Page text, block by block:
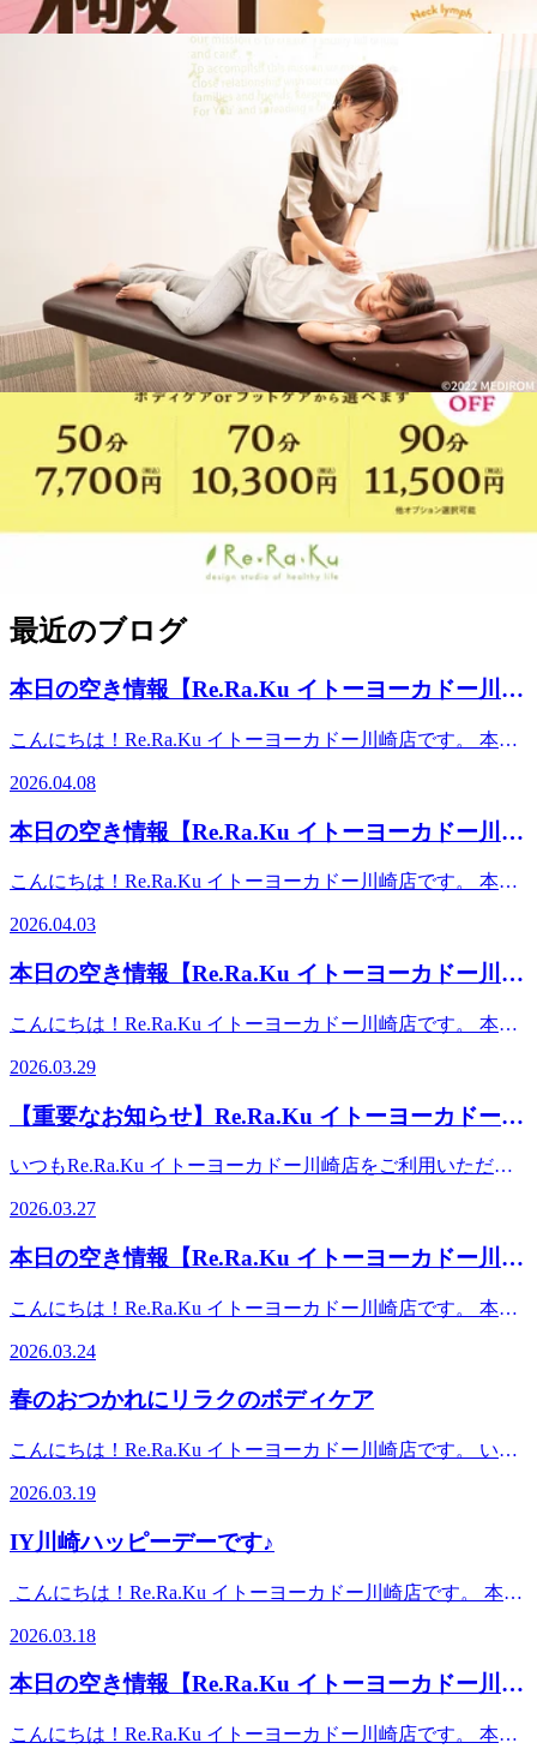
◎JR「川崎駅」、京急「川崎駅」から東口6番乗場、川崎市営バス乗
車「塩浜営業所」「JFE」「水江町」「臨港警察署」行「小田栄」下
車（川崎駅東口バスロータリーの一番奥、６番乗り場川崎市営バ
◎JR川崎駅、京急川崎駅より車で10分。
イトーヨーカドー川崎専用駐車場あり。
イトーヨカドー川崎店（旧エスパ川崎）2階スポーツデポ川崎店、ゴ
ルフファイブ川崎店横【IY川崎】
☆★☆・‥……━━━━━━━━━━━
最近のブログ
本日の空き情報【Re.Ra.Ku イトーヨーカドー川崎
こんにちは！Re.Ra.Ku イトーヨーカドー川崎店です。 本日
14：0016：40～19：00 また、予約状況はその都度変わる可
能性があります。空き時間の枠がない場合でもお電話にてご
案内可能な場合もございますのでお気軽にお問合せください
タッフ一同、心よりお待ちしております♪♪【店舗案内】
Re.Ra.Ku イトーヨーカドー川崎店営業時間：平日 10:00-
19:15）TEL： 0445897315 〒210-0843 神奈川県川崎市川崎
区小田栄2-2-1イトーヨーカドー川崎店2F（赤ちゃん休憩室
横）【アクセス】◎バス 「川崎駅」から東口6番バス乗
JR「浜川崎駅」徒歩10分。JR「小田栄駅」徒歩5分。◎車
崎専用駐車場あり。イトーヨーカドー川崎店（旧エスパ川
2026.04.08
本日の空き情報【Re.Ra.Ku イトーヨーカドー川崎
こんにちは！Re.Ra.Ku イトーヨーカドー川崎店です。 本日
16：0018：00～19：00 また、予約状況はその都度変わる可
能性があります。空き時間の枠がない場合でもお電話にてご
案内可能な場合もございますのでお気軽にお問合せください
タッフ一同、心よりお待ちしております♪♪ 【店舗案内】
Re.Ra.Ku イトーヨーカドー川崎店営業時間：平日 10:00-
19:00（最終受付18:15） 土日祝 10:00-20:00（最終受付
19:15）TEL： 0445897315 〒210-0843 神奈川県川崎市川崎
区小田栄2-2-1イトーヨーカドー川崎店2F（赤ちゃん休憩室
横）【アクセス】◎バス 「川崎駅」から東口6番バス乗
JR「浜川崎駅」徒歩10分。JR「小田栄駅」徒歩5分。◎車
崎専用駐車場あり。イトーヨーカドー川崎店（旧エスパ川
2026.04.03
本日の空き情報【Re.Ra.Ku イトーヨーカドー川崎
こんにちは！Re.Ra.Ku イトーヨーカドー川崎店です。 本日
20：00 また、予約状況はその都度変わる可能性がありま
す。空き時間の枠がない場合でもお電話にてご案内可能な場
合もございますのでお気軽にお問合せくださいませ。事前に
心よりお待ちしております♪♪ 【店舗案内】Re.Ra.Ku イトー
ヨーカドー川崎店営業時間 10:00-20:00（最終受付 19:15）
2-2-1イトーヨーカドー川崎店2F（赤ちゃん休憩室横）【ア
クセス】◎バス 「川崎駅」から東口6番バス乗場、川崎市
営バス40系統乗車、「小田栄」下車◎電車 JR「浜川崎
京急川崎駅より車で10分。イトーヨーカドー川崎専用駐車場
ツデポ川崎店、ゴルフファイブ川崎店横
2026.03.29
【重要なお知らせ】Re.Ra.Ku イトーヨーカドー川
いつもRe.Ra.Ku イトーヨーカドー川崎店をご利用いただ
変恐縮ですが、当店は2026年4月30日(木)をもちまして閉店
させていただくことになりました。これまで多くのお客様に
ご愛顧賜り、心より感謝申し上げます。 【最終営業日】
日 10：00～19：00（最終受付18：15）土日祝 10：00～
20：00（最終受付19：15）定休日 毎週月曜日ご予約は引き
続き承っておりますので、お気軽にお問い合わせくださいま
せ。ご希望のスタッフで、オンライン上 ✕ になっている時
間帯もご案内出来る場合がございます。ぜひお電話にてご相
談くださいませ。なお、引き続き近隣Re.Ra.Ku店舗にて、お
ます。今後は近隣Re.Ra.Ku 店舗もご利用いただけますと幸
近隣店舗のページへのリンクなど詳細はページ下部をご覧く
Re.Ra.Ku キテラプラザ青葉台店・Re.Ra.Ku シァルプラット
ますが、最後まで心を込めてお客様をお迎えいたします。そ
して引き続きRe.Ra.Kuをご利用いただけますよう、何卒よろ
しくお願い申し上げます。【店舗案内】Re.Ra.Ku イトーヨ
ーカドー川崎店営業時間 10:00-20:00（最終受付 19:15）TEL
2026.03.27
本日の空き情報【Re.Ra.Ku イトーヨーカドー川崎
こんにちは！Re.Ra.Ku イトーヨーカドー川崎店です。 本日
20：00 また、予約状況はその都度変わる可能性がありま
す。空き時間の枠がない場合でもお電話にてご案内可能な場
合もございますのでお気軽にお問合せくださいませ。事前に
心よりお待ちしております♪♪ 【店舗案内】Re.Ra.Ku イトー
ヨーカドー川崎店営業時間 10:00-20:00（最終受付 19:15）
2-2-1イトーヨーカドー川崎店2F（赤ちゃん休憩室横）【ア
クセス】◎バス 「川崎駅」から東口6番バス乗場、川崎市
営バス40系統乗車、「小田栄」下車◎電車 JR「浜川崎
京急川崎駅より車で10分。イトーヨーカドー川崎専用駐車場
ツデポ川崎店、ゴルフファイブ川崎店横
2026.03.24
春のおつかれにリラクのボディケア
こんにちは！Re.Ra.Ku イトーヨーカドー川崎店です。 いよ
や年度末でお疲れの出やすい頃でもあります。 頭がぼんや
りしたり、疲れでぐったりしたり、そんな春のお悩みに、ぜ
ひリラクのボディケアをご活用ください。期間限定の極上セ
みましょう♪では、本日の予約状況のご案内です！ 【ご案内
可能時間】11：00～15：3016：00～18：10 お時間帯によっ
ては2名様同時のご案内も可能となっております！(ペア利用
の場合は、事前にお電話にてお問い合わせくださいま
せ。) また、予約状況はその都度変わる可能性があります。
空き時間の枠がない場合でもお電話にてご案内可能な場合も
2026.03.19
IY川崎ハッピーデーです♪
こんにちは！Re.Ra.Ku イトーヨーカドー川崎店です。 本日
イトーヨーカドー川崎店はイトーヨーカドー内にあるためハ
ッピーデーではナナコがポイントが通常よりお得にたまりま
す！お買い物ついでに寒さで凝り固まったお体をほぐしてみ
す！ 【ご案内可能時間】 15：50～19：30 また、予約状況は
2026.03.18
本日の空き情報【Re.Ra.Ku イトーヨーカドー川崎
こんにちは！Re.Ra.Ku イトーヨーカドー川崎店です。 本日